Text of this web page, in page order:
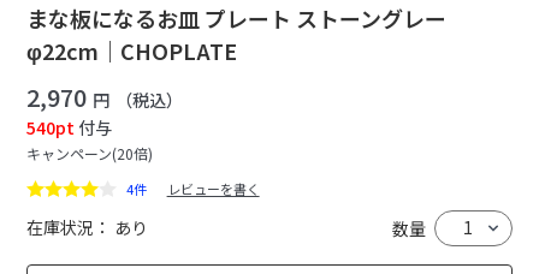
まな板になるお皿 プレート ストーングレー
φ22cm｜CHOPLATE
2,970 円
（税込）
540pt 付与
キャンペーン(20倍)
4件 レビューを書く
在庫状況： あり 数量